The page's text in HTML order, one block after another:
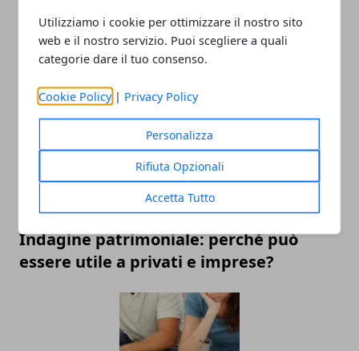
Utilizziamo i cookie per ottimizzare il nostro sito
web e il nostro servizio. Puoi scegliere a quali
categorie dare il tuo consenso.
Cookie Policy | Privacy Policy
Personalizza
Rifiuta Opzionali
Accetta Tutto
Cos’è una holding e caratteristiche
Indagine patrimoniale: perché può
essere utile a privati e imprese?